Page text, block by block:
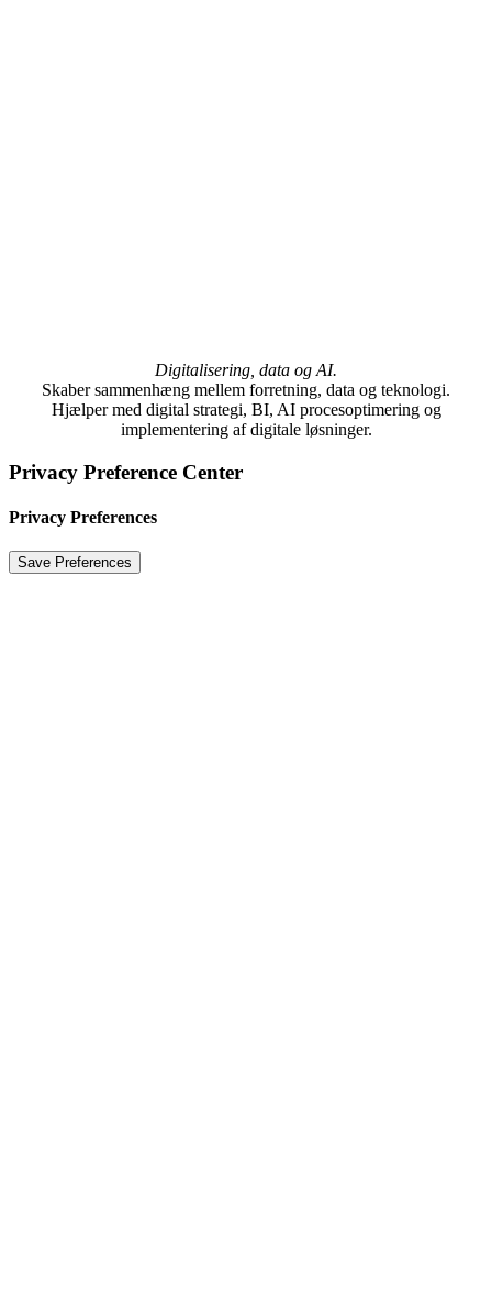
Digitalisering, data og AI.
Skaber sammenhæng mellem forretning, data og teknologi.
Hjælper med digital strategi, BI, AI procesoptimering og
implementering af digitale løsninger.
Privacy Preference Center
Privacy Preferences